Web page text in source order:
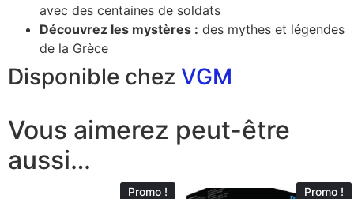
avec des centaines de soldats
Découvrez les mystères : des mythes et légendes
de la Grèce
Disponible chez VGM
Vous aimerez peut-être
aussi…
Promo ! Promo !